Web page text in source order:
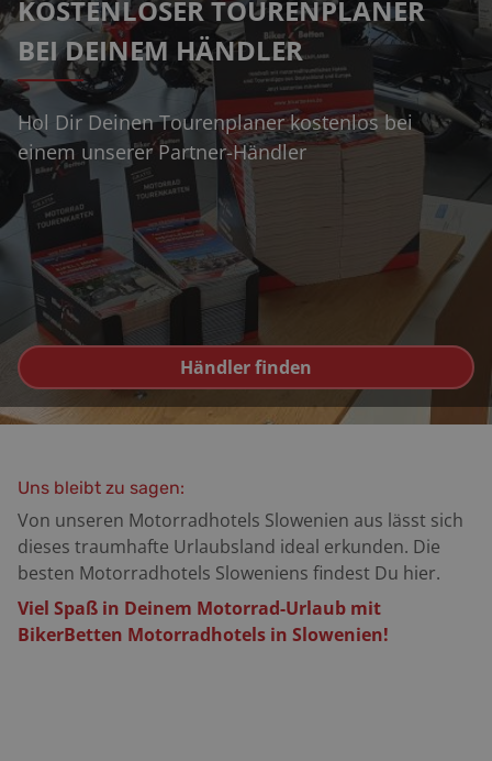
KOSTENLOSER TOURENPLANER
BEI DEINEM HÄNDLER
Hol Dir Deinen Tourenplaner kostenlos bei
einem unserer Partner-Händler
Händler finden
Uns bleibt zu sagen:
Von unseren Motorradhotels Slowenien aus lässt sich
dieses traumhafte Urlaubsland ideal erkunden. Die
besten Motorradhotels Sloweniens findest Du hier.
Viel Spaß in Deinem Motorrad-Urlaub mit
BikerBetten Motorradhotels in Slowenien!